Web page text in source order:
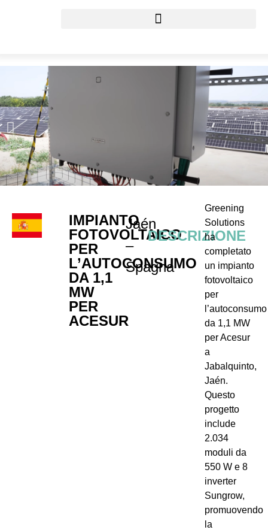
IMPIANTO
FOTOVOLTAICO
PER
L’AUTOCONSUMO
DA 1,1
MW
PER
ACESUR
Jaén
–
Spagna
DESCRIZIONE
Greening
Solutions
ha
completato
un impianto
fotovoltaico
per
l’autoconsumo
da 1,1 MW
per Acesur
a
Jabalquinto,
Jaén.
Questo
progetto
include
2.034
moduli da
550 W e 8
inverter
Sungrow,
promuovendo
la